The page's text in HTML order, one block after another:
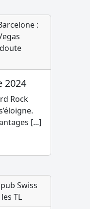
:
2024
Rock
[...]
Swiss
TL